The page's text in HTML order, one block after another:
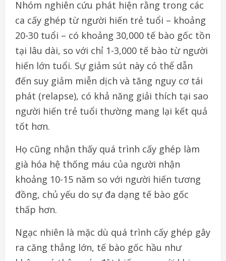
Nhóm nghiên cứu phát hiện rằng trong các
ca cấy ghép từ người hiến trẻ tuổi – khoảng
20-30 tuổi – có khoảng 30,000 tế bào gốc tồn
tại lâu dài, so với chỉ 1-3,000 tế bào từ người
hiến lớn tuổi. Sự giảm sút này có thể dẫn
đến suy giảm miễn dịch và tăng nguy cơ tái
phát (relapse), có khả năng giải thích tại sao
người hiến trẻ tuổi thường mang lại kết quả
tốt hơn.
Họ cũng nhận thấy quá trình cấy ghép làm
già hóa hệ thống máu của người nhận
khoảng 10-15 năm so với người hiến tương
đồng, chủ yếu do sự đa dạng tế bào gốc
thấp hơn.
Ngạc nhiên là mặc dù quá trình cấy ghép gây
ra căng thẳng lớn, tế bào gốc hầu như